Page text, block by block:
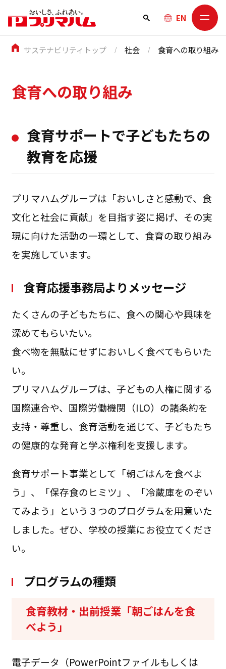
EN
サステナビリティトップ 社会 食育への取り組み
食育への取り組み
食育サポートで子どもたちの
教育を応援
プリマハムグループは「おいしさと感動で、食
文化と社会に貢献」を目指す姿に掲げ、その実
現に向けた活動の一環として、食育の取り組み
を実施しています。
食育応援事務局よりメッセージ
たくさんの子どもたちに、食への関心や興味を
深めてもらいたい。
食べ物を無駄にせずにおいしく食べてもらいた
い。
プリマハムグループは、子どもの人権に関する
国際連合や、国際労働機関（ILO）の諸条約を
支持・尊重し、食育活動を通じて、子どもたち
の健康的な発育と学ぶ権利を支援します。
食育サポート事業として「朝ごはんを食べよ
う」、「保存食のヒミツ」、「冷蔵庫をのぞい
てみよう」という３つのプログラムを用意いた
しました。ぜひ、学校の授業にお役立てくださ
い。
プログラムの種類
食育教材・出前授業「朝ごはんを食
べよう」
電子データ（PowerPointファイルもしくは